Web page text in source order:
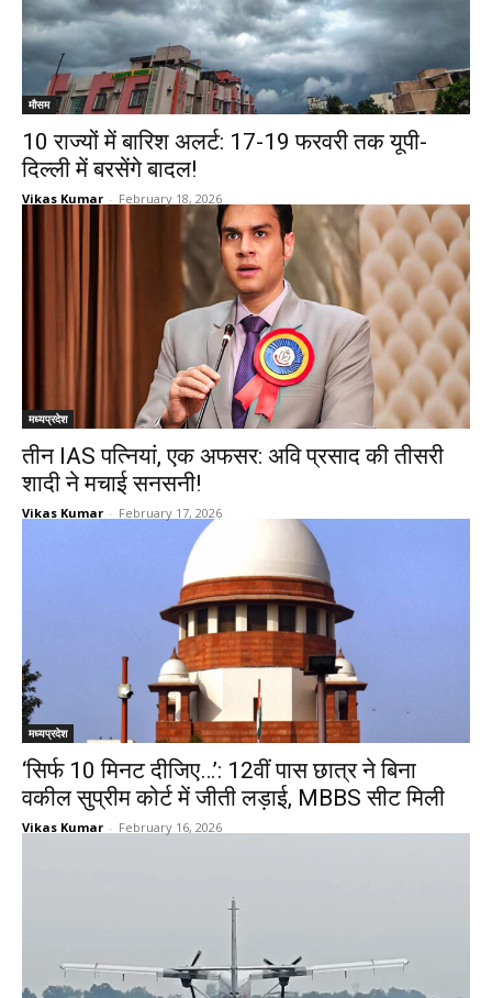
मौसम
10 राज्यों में बारिश अलर्ट: 17-19 फरवरी तक यूपी-
दिल्ली में बरसेंगे बादल!
Vikas Kumar - February 18, 2026
मध्यप्रदेश
तीन IAS पत्नियां, एक अफसर: अवि प्रसाद की तीसरी
शादी ने मचाई सनसनी!
Vikas Kumar - February 17, 2026
मध्यप्रदेश
‘सिर्फ 10 मिनट दीजिए…’: 12वीं पास छात्र ने बिना
वकील सुप्रीम कोर्ट में जीती लड़ाई, MBBS सीट मिली
Vikas Kumar - February 16, 2026